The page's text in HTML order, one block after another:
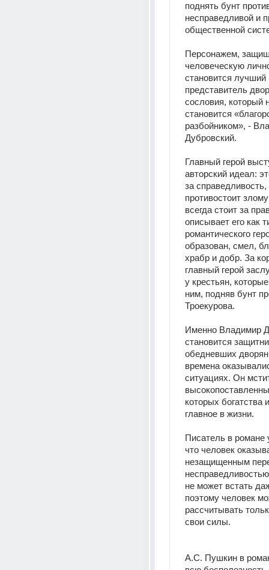
поднять бунт
несправедливой и
общественной
Персонажем,
человеческую
становится лучший
представитель
сословия, который
становится
разбойником», -
Дубровский.
Главный герой
авторский идеал:
за
противостоит
всегда стоит за
описывает его как
романтического
образован, смел,
храбр и добр. За
главный герой
у крестьян,
ним, подняв бунт
Троекурова.
Именно Владимир
становится
обедневших
времена
ситуациях. Он
которых богатства
главное в жизни.
Писатель в романе
что человек
незащищенным
не может встать
поэтому человек
рассчитывать
свои силы.
А.С. Пушкин в